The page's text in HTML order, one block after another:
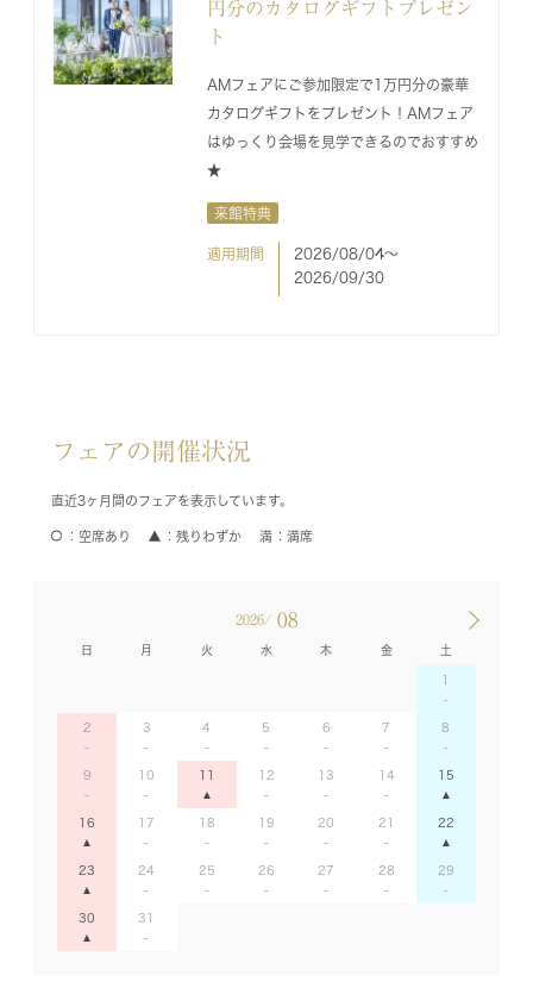
円分のカタログギフトプレゼン
ト
AMフェアにご参加限定で1万円分の豪華
カタログギフトをプレゼント！AMフェア
はゆっくり会場を見学できるのでおすすめ
★
来館特典
適用期間
2026/08/04〜
2026/09/30
フェアの開催状況
直近3ヶ月間のフェアを表示しています。
空席あり 残りわずか 満席
2026/ 08
日 月 火 水 木 金 土
1
2 3 4 5 6 7 8
9 10 11 12 13 14 15
16 17 18 19 20 21 22
23 24 25 26 27 28 29
30 31